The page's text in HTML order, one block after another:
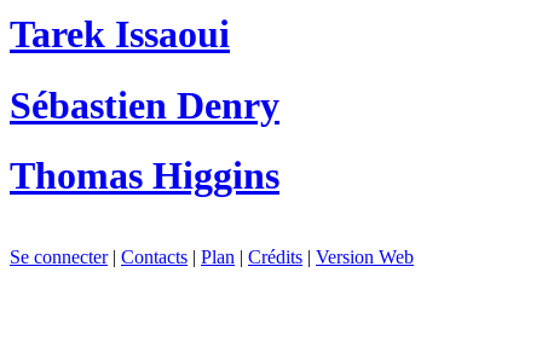
Tarek Issaoui
Sébastien Denry
Thomas Higgins
Se connecter| Contacts | Plan | Crédits | Version Web